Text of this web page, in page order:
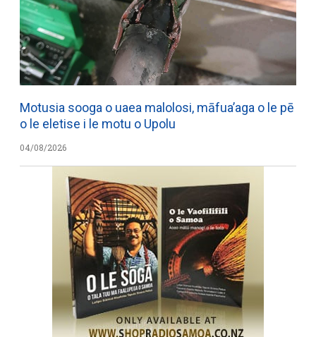
Motusia sooga o uaea malolosi, māfua’aga o le pē
o le eletise i le motu o Upolu
04/08/2026